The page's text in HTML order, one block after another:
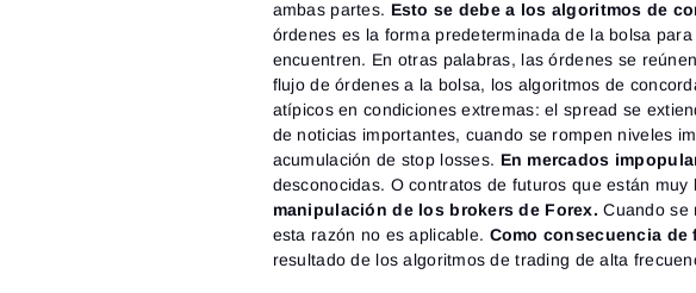
ambas partes. Esto se debe a los algoritmos de
órdenes es la forma predeterminada de la bolsa
encuentren. En otras palabras, las órdenes se
flujo de órdenes a la bolsa, los algoritmos de
atípicos en condiciones extremas: el spread se
de noticias importantes, cuando se rompen niveles
acumulación de stop losses. En mercados
desconocidas. O contratos de futuros que están
manipulación de los brokers de Forex. Cuando se
esta razón no es aplicable. Como consecuencia
resultado de los algoritmos de trading de alta